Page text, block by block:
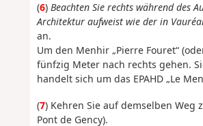
(6) Beachten Sie rechts während des
Architektur aufweist wie der in
an.
Um den Menhir „Pierre Fouret“
fünfzig Meter nach rechts gehen.
handelt sich um das EPAHD „Le
(7) Kehren Sie auf demselben
Pont de Gency).